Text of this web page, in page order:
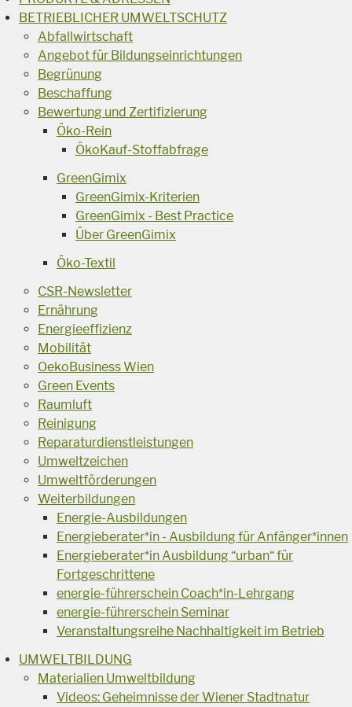
BETRIEBLICHER UMWELTSCHUTZ
Abfallwirtschaft
Angebot für Bildungseinrichtungen
Begrünung
Beschaffung
Bewertung und Zertifizierung
Öko-Rein
ÖkoKauf-Stoffabfrage
GreenGimix
GreenGimix-Kriterien
GreenGimix - Best Practice
Über GreenGimix
Öko-Textil
CSR-Newsletter
Ernährung
Energieeffizienz
Mobilität
OekoBusiness Wien
Green Events
Raumluft
Reinigung
Reparaturdienstleistungen
Umweltzeichen
Umweltförderungen
Weiterbildungen
Energie-Ausbildungen
Energieberater*in - Ausbildung für Anfänger*innen
Energieberater*in Ausbildung “urban“ für
Fortgeschrittene
energie-führerschein Coach*in-Lehrgang
energie-führerschein Seminar
Veranstaltungsreihe Nachhaltigkeit im Betrieb
UMWELTBILDUNG
Materialien Umweltbildung
Videos: Geheimnisse der Wiener Stadtnatur